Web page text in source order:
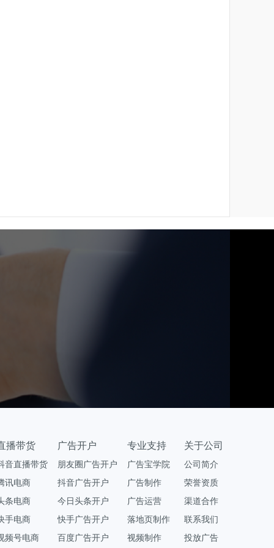
播带货
音直播带货
讯电商
条电商
手电商
频号电商
广告开户
朋友圈广告开户
抖音广告开户
今日头条开户
快手广告开户
百度广告开户
专业支持
广告宝学院
广告制作
广告运营
落地页制作
视频制作
关于公司
公司简介
荣誉资质
渠道合作
联系我们
投放广告